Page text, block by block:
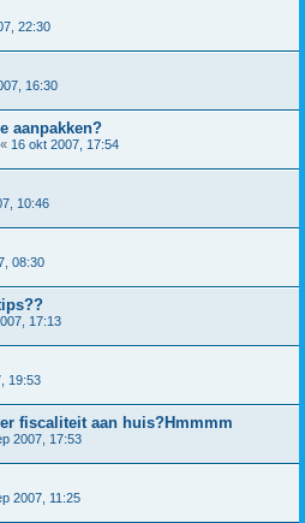
22:30
16:30
aanpakken?
« 16 okt 2007, 17:54
10:46
08:30
17:13
19:53
fiscaliteit aan huis?Hmmmm
2007, 17:53
2007, 11:25